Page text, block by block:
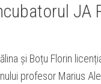
JA
și Boțu Florin
profesor Marius